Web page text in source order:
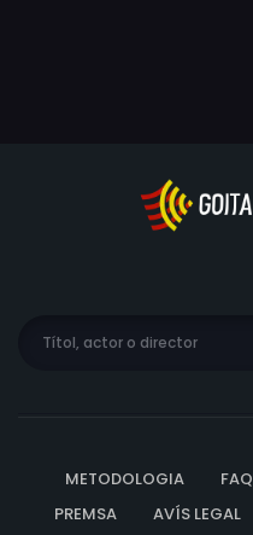
METODOLOGIA FAQ
PREMSA
AVÍS LEGAL